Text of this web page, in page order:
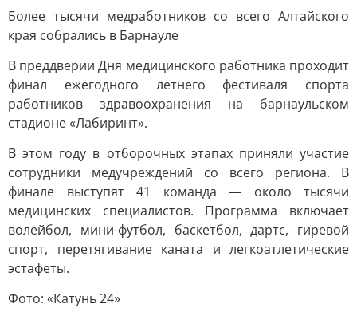
Более тысячи медработников со всего Алтайского
края собрались в Барнауле
В преддверии Дня медицинского работника проходит
финал ежегодного летнего фестиваля спорта
работников здравоохранения на барнаульском
стадионе «Лабиринт».
В этом году в отборочных этапах приняли участие
сотрудники медучреждений со всего региона. В
финале выступят 41 команда — около тысячи
медицинских специалистов. Программа включает
волейбол, мини-футбол, баскетбол, дартс, гиревой
спорт, перетягивание каната и легкоатлетические
эстафеты.
Фото: «Катунь 24»